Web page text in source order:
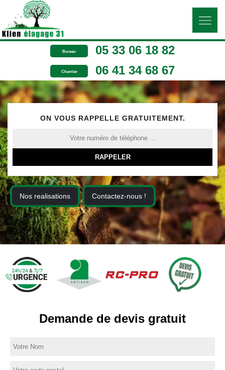
Bureau 05 33 06 18 82
Chantier 06 41 34 68 67
ON VOUS RAPPELLE GRATUITEMENT.
Nos realisations Contactez-nous !
Demande de devis gratuit